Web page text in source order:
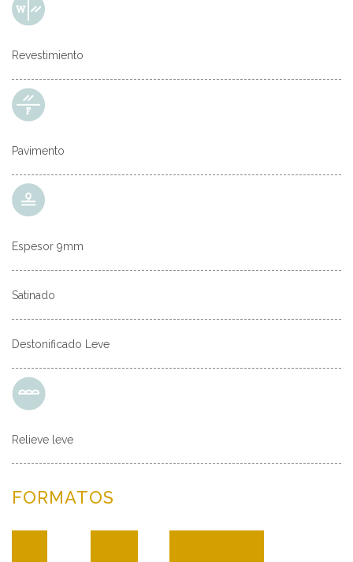
Revestimiento
Pavimento
Espesor 9mm
Satinado
Destonificado Leve
Relieve leve
FORMATOS